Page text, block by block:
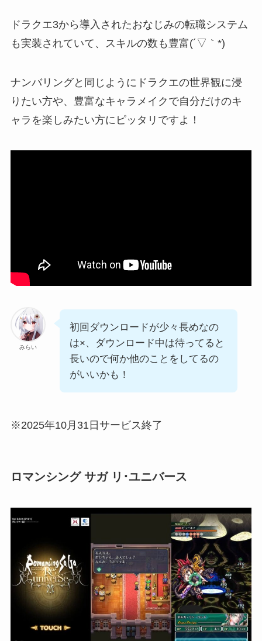
ドラクエ3から導入されたおなじみの転職システム
も実装されていて、スキルの数も豊富(´▽｀*)
ナンバリングと同じようにドラクエの世界観に浸
りたい方や、豊富なキャラメイクで自分だけのキ
ャラを楽しみたい方にピッタリですよ！
みらい
初回ダウンロードが少々長めなの
は×、ダウンロード中は待ってると
長いので何か他のことをしてるの
がいいかも！
※2025年10月31日サービス終了
ロマンシング サガ リ･ユニバース